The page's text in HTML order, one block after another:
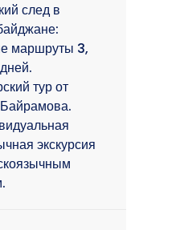
след в
маршруты 3,
тур от
экскурсия